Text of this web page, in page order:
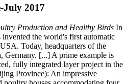
July 2017
Production and Healthy Birds In
the world's first automatic
Today, headquarters of the
Germany. [...] A prime example is
fully integrated layer project in the
Province): An impressive